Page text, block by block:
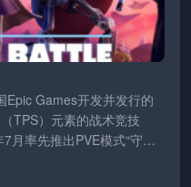
Epic Games开发并发行的
TPS）元素的战术竞技
月率先推出PVE模式“守护